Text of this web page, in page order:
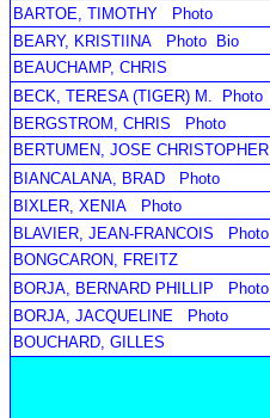
BARTOE, TIMOTHY
Photo
BEARY, KRISTIINA
Photo Bio
BEAUCHAMP, CHRIS
BECK, TERESA (TIGER) M.
Photo
BERGSTROM, CHRIS
Photo
BERTUMEN, JOSE CHRISTOPHER
BIANCALANA, BRAD
Photo
BIXLER, XENIA
Photo
BLAVIER, JEAN-FRANCOIS
Photo
BONGCARON, FREITZ
BORJA, BERNARD PHILLIP
Photo
BORJA, JACQUELINE
Photo
BOUCHARD, GILLES